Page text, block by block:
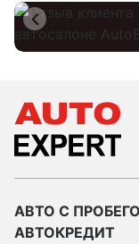
АВТО С
АВТОКРЕДИТ